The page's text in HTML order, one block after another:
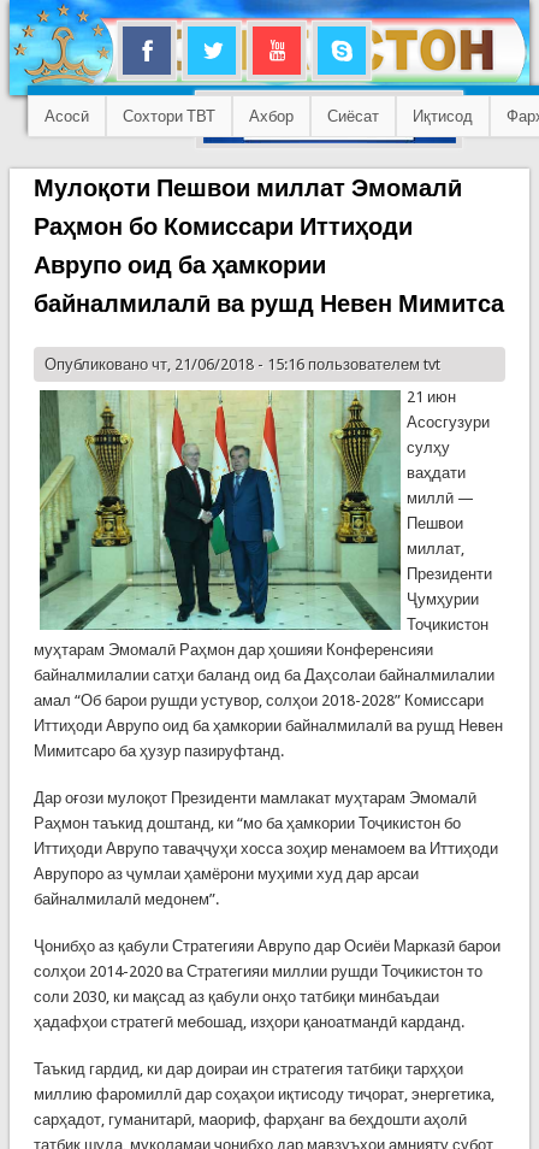
Асосӣ Сохтори ТВТ Ахбор Сиёсат Иқтисод
Мулоқоти Пешвои миллат Эмомалӣ
Раҳмон бо Комиссари Иттиҳоди
Аврупо оид ба ҳамкории
байналмилалӣ ва рушд Невен Мимитса
Опубликовано чт, 21/06/2018 - 15:16 пользователем tvt
21 июн
Асосгузури
сулҳу
ваҳдати
миллӣ —
Пешвои
миллат,
Президенти
Ҷумҳурии
Тоҷикистон
муҳтарам Эмомалӣ Раҳмон дар ҳошияи Конференсияи
байналмилалии сатҳи баланд оид ба Даҳсолаи байналмилалии
амал “Об барои рушди устувор, солҳои 2018-2028” Комиссари
Иттиҳоди Аврупо оид ба ҳамкории байналмилалӣ ва рушд Невен
Мимитсаро ба ҳузур пазируфтанд.
Дар оғози мулоқот Президенти мамлакат муҳтарам Эмомалӣ
Раҳмон таъкид доштанд, ки “мо ба ҳамкории Тоҷикистон бо
Иттиҳоди Аврупо таваҷҷуҳи хосса зоҳир менамоем ва Иттиҳоди
Аврупоро аз ҷумлаи ҳамёрони муҳими худ дар арсаи
байналмилалӣ медонем”.
Ҷонибҳо аз қабули Стратегияи Аврупо дар Осиёи Марказӣ барои
солҳои 2014-2020 ва Стратегияи миллии рушди Тоҷикистон то
соли 2030, ки мақсад аз қабули онҳо татбиқи минбаъдаи
ҳадафҳои стратегӣ мебошад, изҳори қаноатмандӣ карданд.
Таъкид гардид, ки дар доираи ин стратегия татбиқи тарҳҳои
миллию фаромиллӣ дар соҳаҳои иқтисоду тиҷорат, энергетика,
сарҳадот, гуманитарӣ, маориф, фарҳанг ва беҳдошти аҳолӣ
татбиқ шуда, муколамаи ҷонибҳо дар мавзуъҳои амнияту субот